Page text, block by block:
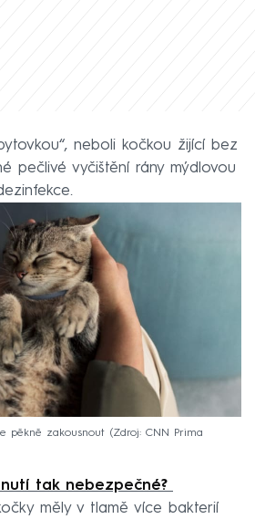
neboli kočkou žijící bez
pečlivé vyčištění rány mýdlovou
pěkně zakousnout
Zdroj: CNN Prima
tak nebezpečné?
měly v tlamě více bakterií